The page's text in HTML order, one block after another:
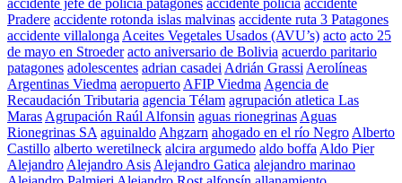
accidente jefe de policia patagones accidente policia accidente
Pradere accidente rotonda islas malvinas accidente ruta 3 Patagones
accidente villalonga Aceites Vegetales Usados (AVU’s) acto acto 25
de mayo en Stroeder acto aniversario de Bolivia acuerdo paritario
patagones adolescentes adrian casadei Adrián Grassi Aerolíneas
Argentinas Viedma aeropuerto AFIP Viedma Agencia de
Recaudación Tributaria agencia Télam agrupación atletica Las
Maras Agrupación Raúl Alfonsin aguas rionegrinas Aguas
Rionegrinas SA aguinaldo Ahgzarn ahogado en el río Negro Alberto
Castillo alberto weretilneck alcira argumedo aldo boffa Aldo Pier
Alejandro Alejandro Asis Alejandro Gatica alejandro marinao